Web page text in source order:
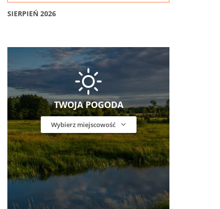
SIERPIEŃ 2026
TWOJA POGODA
Wybierz miejscowość